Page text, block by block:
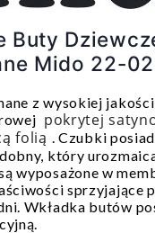
Buty
Mido 22-
z wysokiej
pokrytej
folią
. Czubki
który
wyposażone w
sprzyjające
Wkładka butów